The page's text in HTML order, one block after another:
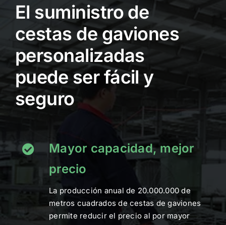
El suministro de
cestas de gaviones
personalizadas
puede ser fácil y
seguro
Mayor capacidad, mejor
precio
La producción anual de 20.000.000 de
metros cuadrados de cestas de gaviones
permite reducir el precio al por mayor